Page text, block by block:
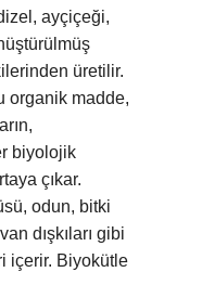
ayçiçeği,
üretilir.
organik madde,
biyolojik
çıkar.
odun, bitki
dışkıları gibi
içerir. Biyokütle